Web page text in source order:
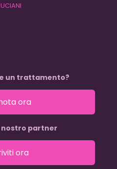
un trattamento?
ora
nostro partner
ora